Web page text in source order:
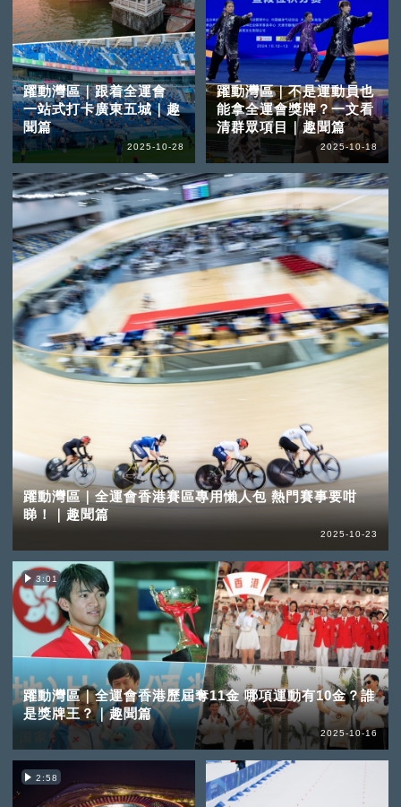
躍動灣區｜跟着全運會
一站式打卡廣東五城｜趣
聞篇
2025-10-28
躍動灣區｜全運會香港賽區專用懶人包 熱門賽事要咁
睇！｜趣聞篇
2025-10-23
躍動灣區｜不是運動員也
能拿全運會獎牌？一文看
清群眾項目｜趣聞篇
2025-10-18
3:01
躍動灣區｜全運會香港歷屆奪11金 哪項運動有10金？誰
是獎牌王？｜趣聞篇
2025-10-16
2:58